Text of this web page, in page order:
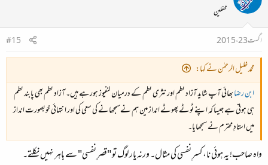
محفلین
اگست 23، 2015
#15
محمد خلیل الرحمٰن نے کہا:
ابن رضابھائی آپ شاید آزاد نظم اور نثری نظم کے درمیان کنفیوز ہورہے ہیں۔ آزاد نظم بھی پابند نظم
ہی ہوتی ہے جیسا کہ اپنے ٹوٹے پھوٹے انداز مین ہم نےسمجھانے کی سعی کی اور انتہائی خوبصورت انداز
میں استادِ محترم نے سمجھایا۔
واہ صاحب! یہ ہوئی نا، کسرِ نفسی کی مثال۔ ورنہ یار لوگ تو "قصرِ نفسی" سے باہر نہیں نکلتے۔